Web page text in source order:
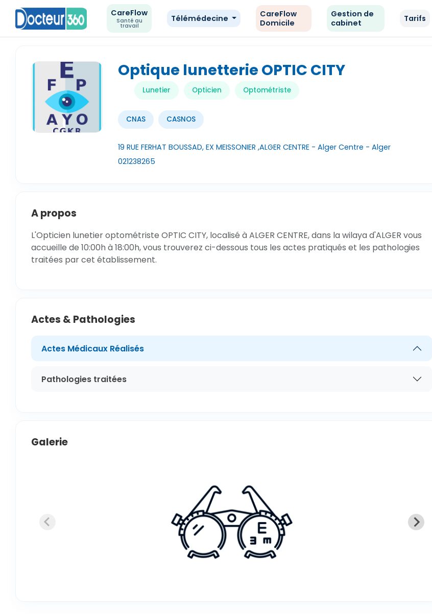
CareFlow
Santé au
travail
Télémédecine
CareFlow
Domicile
Gestion de
cabinet
Tarifs
Optique lunetterie OPTIC CITY
Lunetier Opticien Optométriste
CNAS CASNOS
19 RUE FERHAT BOUSSAD, EX MEISSONIER ,ALGER CENTRE - Alger Centre - Alger
021238265
A propos
L'Opticien lunetier optométriste OPTIC CITY, localisé à ALGER CENTRE, dans la wilaya d'ALGER vous
accueille de 10:00h à 18:00h, vous trouverez ci-dessous tous les actes pratiqués et les pathologies
traitées par cet établissement.
Actes & Pathologies
Actes Médicaux Réalisés
Pathologies traitées
Galerie